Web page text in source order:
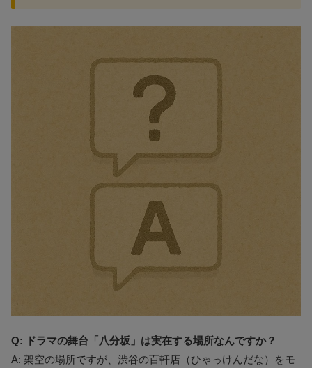
Q: ドラマの舞台「八分坂」は実在する場所なんですか？
A: 架空の場所ですが、渋谷の百軒店（ひゃっけんだな）をモ